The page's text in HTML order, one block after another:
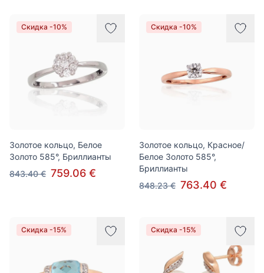
Скидка -10%
Золотое кольцо, Белое
Золото 585°, Бриллианты
843.40 € 759.06 €
Скидка -10%
Золотое кольцо, Красное/
Белое Золото 585°,
Бриллианты
848.23 € 763.40 €
Скидка -15% Скидка -15%